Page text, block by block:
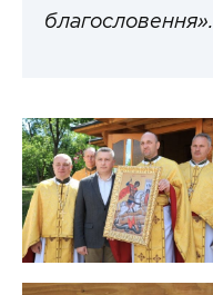
благословення».